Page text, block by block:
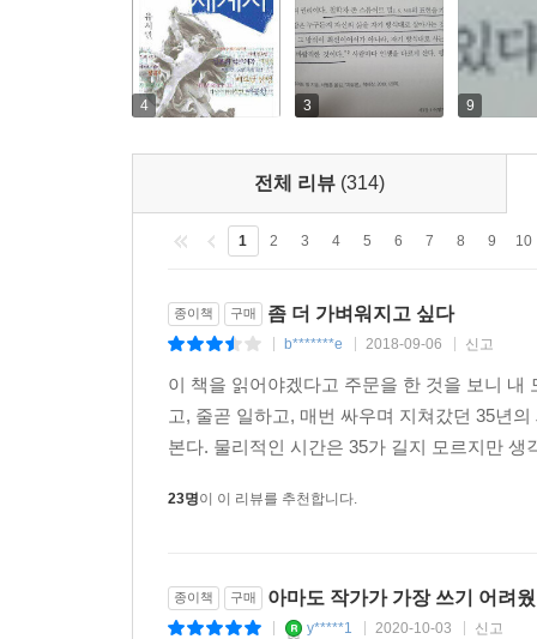
가려져 있었던 자연인 유시민 지식인 유시민의
미래를 새롭게 고민하고 설계하는 과정이었으
것이다.
풀어버렸다. 원래의 나, 내가 되고 싶었던 나에게
이 책에서 유시민은 자신이 살아온 지난 시기의
지배했는지 이야기한다. 직업으로서의 정치를
삶을 살려고 하는지 솔직하고 소박하게 토로한다.
이젠 정치적 자기 검열 없이 정직하게 말하고 싶
살고 싶다. 야수의 탐욕과 싸우면서 황폐해진
하면서 너무나 많은 사람들을 만났지만 정작
만들기 위해 내 삶의 존엄을 해치는 것이 정말 훌
4 3 9
전체 리뷰 (314)
1 2 3 4 5 6 7 8 9 10
종이책 구매 좀 더 가벼워지고 싶다
b*******e 2018-09-06 신고
이 책을 읽어야겠다고 주문을 한 것을 보니
고, 줄곧 일하고, 매번 싸우며 지쳐갔던 35년
본다. 물리적인 시간은 35가 길지 모르지만
23명이 이 리뷰를 추천합니다.
종이책 구매 아마도 작가가 가장 쓰기 어려
y*****1 2020-10-03 신고